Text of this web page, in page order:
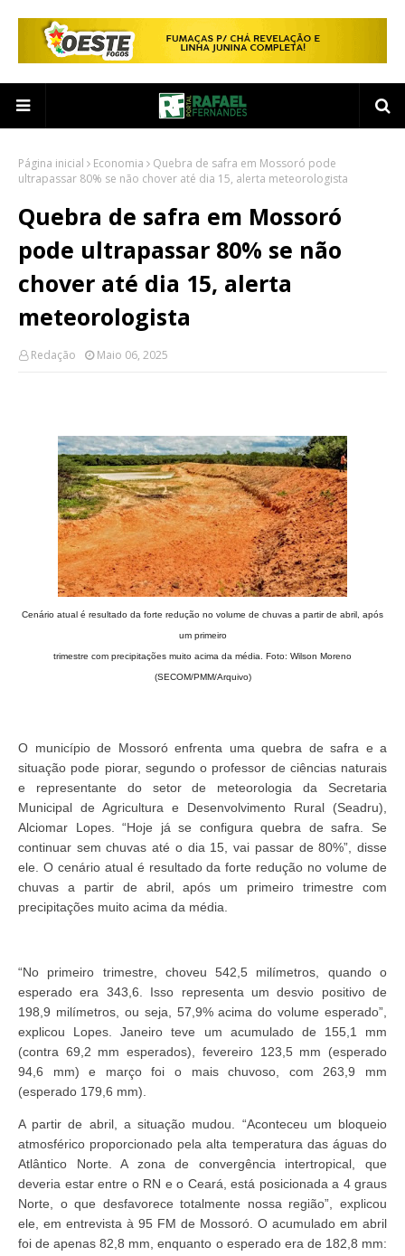
Página inicial Economia
Quebra de safra em Mossoró pode
ultrapassar 80% se não chover até dia 15, alerta meteorologista
Quebra de safra em Mossoró
pode ultrapassar 80% se não
chover até dia 15, alerta
meteorologista
Redação Maio 06, 2025
Cenário atual é resultado da forte redução no volume de chuvas a partir de abril, após
um primeiro
trimestre com precipitações muito acima da média. Foto: Wilson Moreno
(SECOM/PMM/Arquivo)
O município de Mossoró enfrenta uma quebra de safra e a
situação pode piorar, segundo o professor de ciências naturais
e representante do setor de meteorologia da Secretaria
Municipal de Agricultura e Desenvolvimento Rural (Seadru),
Alciomar Lopes. “Hoje já se configura quebra de safra. Se
continuar sem chuvas até o dia 15, vai passar de 80%”, disse
ele. O cenário atual é resultado da forte redução no volume de
chuvas a partir de abril, após um primeiro trimestre com
precipitações muito acima da média.
“No primeiro trimestre, choveu 542,5 milímetros, quando o
esperado era 343,6. Isso representa um desvio positivo de
198,9 milímetros, ou seja, 57,9% acima do volume esperado”,
explicou Lopes. Janeiro teve um acumulado de 155,1 mm
(contra 69,2 mm esperados), fevereiro 123,5 mm (esperado
94,6 mm) e março foi o mais chuvoso, com 263,9 mm
(esperado 179,6 mm).
A partir de abril, a situação mudou. “Aconteceu um bloqueio
atmosférico proporcionado pela alta temperatura das águas do
Atlântico Norte. A zona de convergência intertropical, que
deveria estar entre o RN e o Ceará, está posicionada a 4 graus
Norte, o que desfavorece totalmente nossa região”, explicou
ele, em entrevista à 95 FM de Mossoró. O acumulado em abril
foi de apenas 82,8 mm, enquanto o esperado era de 182,8 mm: